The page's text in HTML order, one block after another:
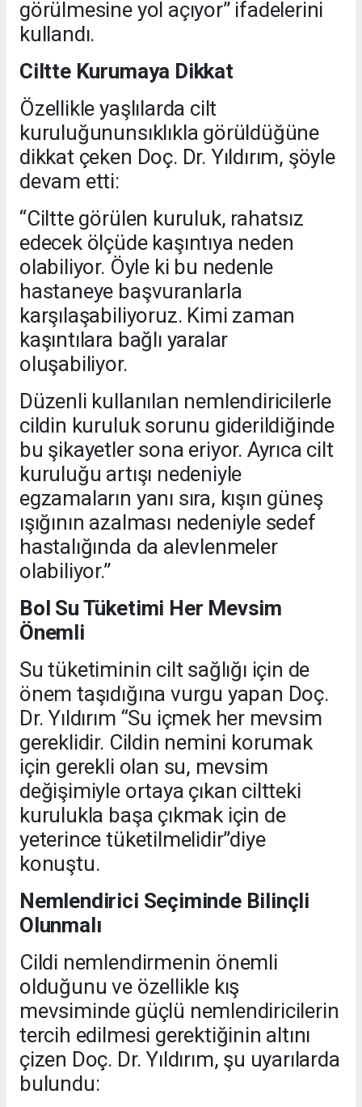
görülmesine yol açıyor” ifadelerini
kullandı.
Ciltte Kurumaya Dikkat
Özellikle yaşlılarda cilt
kuruluğununsıklıkla görüldüğüne
dikkat çeken Doç. Dr. Yıldırım, şöyle
devam etti:
“Ciltte görülen kuruluk, rahatsız
edecek ölçüde kaşıntıya neden
olabiliyor. Öyle ki bu nedenle
hastaneye başvuranlarla
karşılaşabiliyoruz. Kimi zaman
kaşıntılara bağlı yaralar
oluşabiliyor.
Düzenli kullanılan nemlendiricilerle
cildin kuruluk sorunu giderildiğinde
bu şikayetler sona eriyor. Ayrıca cilt
kuruluğu artışı nedeniyle
egzamaların yanı sıra, kışın güneş
ışığının azalması nedeniyle sedef
hastalığında da alevlenmeler
olabiliyor.”
Bol Su Tüketimi Her Mevsim
Önemli
Su tüketiminin cilt sağlığı için de
önem taşıdığına vurgu yapan Doç.
Dr. Yıldırım “Su içmek her mevsim
gereklidir. Cildin nemini korumak
için gerekli olan su, mevsim
değişimiyle ortaya çıkan ciltteki
kurulukla başa çıkmak için de
yeterince tüketilmelidir”diye
konuştu.
Nemlendirici Seçiminde Bilinçli
Olunmalı
Cildi nemlendirmenin önemli
olduğunu ve özellikle kış
mevsiminde güçlü nemlendiricilerin
tercih edilmesi gerektiğinin altını
çizen Doç. Dr. Yıldırım, şu uyarılarda
bulundu: